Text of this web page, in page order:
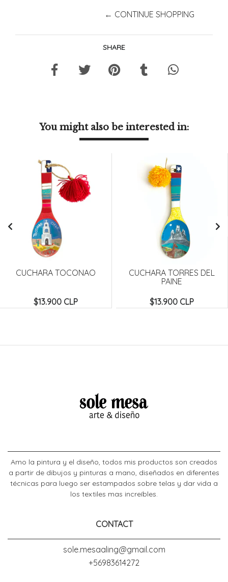
← CONTINUE SHOPPING
SHARE
You might also be interested in:
CUCHARA TOCONAO
$13.900 CLP
CUCHARA TORRES DEL
PAINE
$13.900 CLP
Amo la pintura y el diseño, todos mis productos son creados
a partir de dibujos y pinturas a mano, diseñados en diferentes
técnicas para luego ser estampados sobre telas y dar vida a
los textiles mas increíbles.
CONTACT
sole.mesaaling@gmail.com
+56983614272